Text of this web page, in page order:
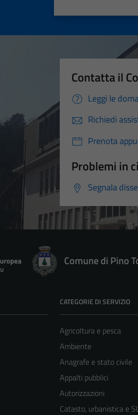
Contatta il
Leggi le
Richiedi
Prenota
Problemi in
Segnala
Comune di Pino
CATEGORIE DI SERVIZIO
Agricoltura e pesca
Ambiente
Anagrafe e stato civile
Appalti pubblici
Autorizzazioni
Catasto, urbanistica e